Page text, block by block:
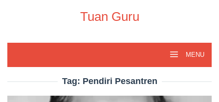
Tuan Guru
MENU
Tag: Pendiri Pesantren